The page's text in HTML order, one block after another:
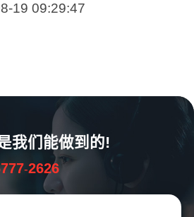
19 09:29:47
我们能做到的!
-2626